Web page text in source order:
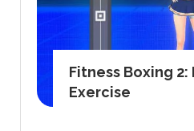
Fitness Boxing 2:
Exercise